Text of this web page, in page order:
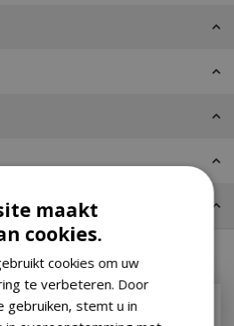
maakt
cookies.
cookies om uw
te verbeteren. Door
gebruiken, stemt u in